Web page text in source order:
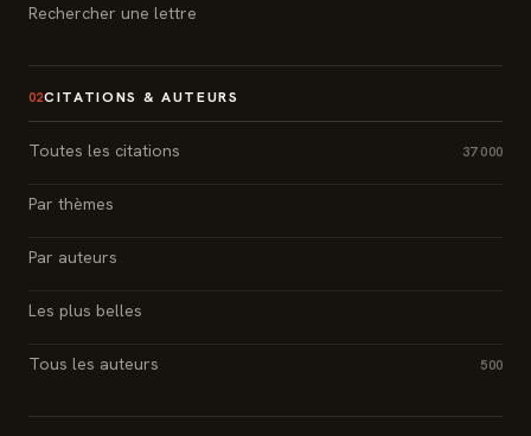
Rechercher une lettre
02CITATIONS & AUTEURS
Toutes les citations 37 000
Par thèmes
Par auteurs
Les plus belles
Tous les auteurs 500